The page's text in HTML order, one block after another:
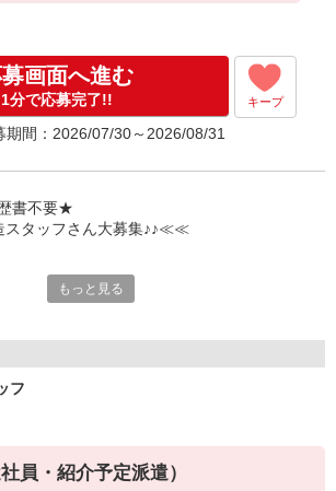
・゜+゜・。○。・゜+゜
万円支給(規定有)
頂くと,
ブ支給(規定有)
週払い可能（規程有）★
+゜・。○。・゜+゜
画面へ進む
1分で応募完了!! キープ
期間：2026/07/30～2026/08/31
書不要★
タッフさん大募集♪♪≪≪
事があれば
施設利用の特典など、
たいあなたの味方です♪
もっと見る
フ
員・紹介予定派遣）